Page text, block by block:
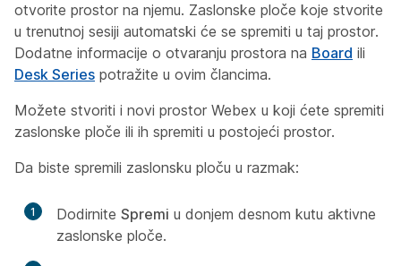
otvorite prostor na njemu. Zaslonske ploče koje stvorite
u trenutnoj sesiji automatski će se spremiti u taj prostor.
Dodatne informacije o otvaranju prostora na Board ili
Desk Series potražite u ovim člancima.
Možete stvoriti i novi prostor Webex u koji ćete spremiti
zaslonske ploče ili ih spremiti u postojeći prostor.
Da biste spremili zaslonsku ploču u razmak:
1 Dodirnite Spremi u donjem desnom kutu aktivne
zaslonske ploče.